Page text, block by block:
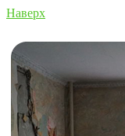
Наверх